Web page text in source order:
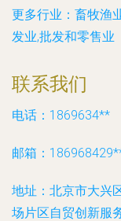
更多行业： 畜牧渔
发业,批发和零售业
联系我们
电话：1869634**
邮箱：
地址：北京市大兴
场片区自贸创新服